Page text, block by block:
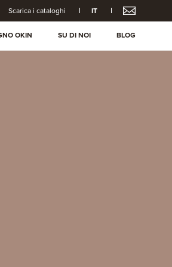
Scarica i cataloghi IT
OKIN SU DI NOI BLOG